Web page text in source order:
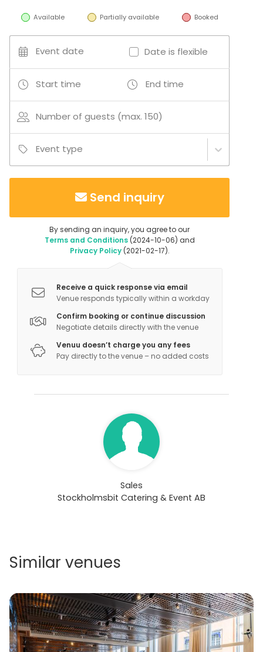
Available Partially available Booked
Event date Date is flexible
Start time End time
Number of guests (max. 150)
Event type
Send inquiry
By sending an inquiry, you agree to our
Terms and Conditions(2024-10-06) and
Privacy Policy(2021-02-17).
Receive a quick response via email
Venue responds typically within a workday
Confirm booking or continue discussion
Negotiate details directly with the venue
Venuu doesn’t charge you any fees
Pay directly to the venue – no added costs
Sales
Stockholmsbit Catering & Event AB
Similar venues